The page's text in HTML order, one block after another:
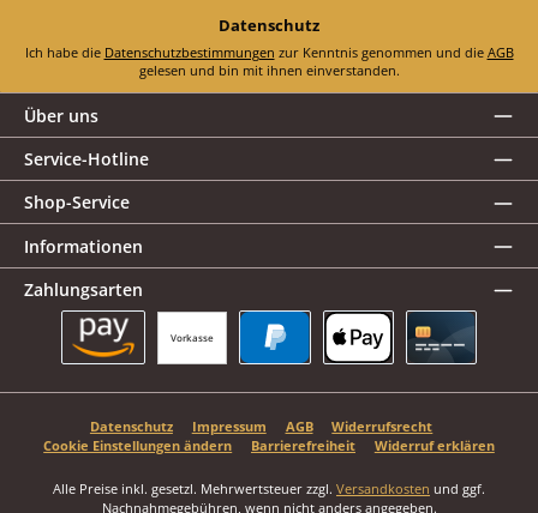
Datenschutz
Ich habe die Datenschutzbestimmungen zur Kenntnis genommen und die AGB
gelesen und bin mit ihnen einverstanden.
Über uns
Service-Hotline
Shop-Service
Informationen
Zahlungsarten
Vorkasse
Datenschutz Impressum AGB
Widerrufsrecht
Cookie Einstellungen ändern
Barrierefreiheit Widerruf erklären
Alle Preise inkl. gesetzl. Mehrwertsteuer zzgl. Versandkosten und ggf.
Nachnahmegebühren, wenn nicht anders angegeben.